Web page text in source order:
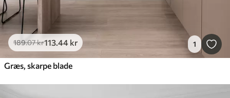
189.07kr113.44 kr 1
Græs, skarpe blade